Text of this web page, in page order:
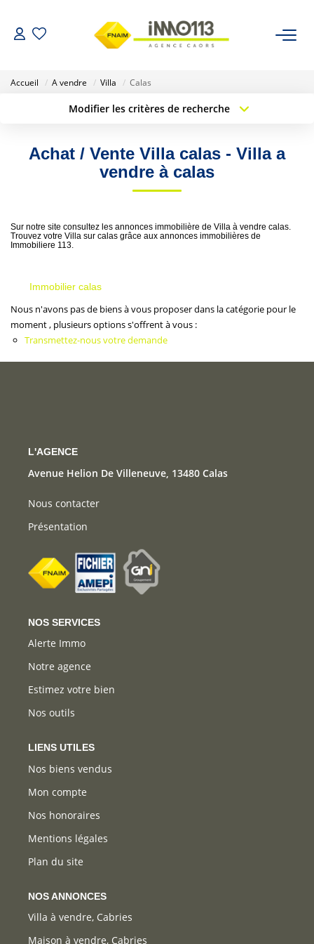
LOUER
NOTRE AGENCE
Nos Biens Vendus
ESTIMER
CALCULETTES FINANCIÈRES
CONTACT
Accueil A vendre Villa Calas
Modifier les critères de recherche
Type de bien
Surface min
Créer une alerte
Achat / Vente Villa calas - Villa a
vendre à calas
Sur notre site consultez les annonces immobilière de Villa à vendre calas.
Trouvez votre Villa sur calas grâce aux annonces immobilières de
Immobiliere 113.
Immobilier calas
Nous n'avons pas de biens à vous proposer dans la catégorie pour le
moment , plusieurs options s'offrent à vous :
Transmettez-nous votre demande
L'AGENCE
Avenue Helion De Villeneuve, 13480 Calas
Nous contacter
Présentation
NOS SERVICES
Alerte Immo
Notre agence
Estimez votre bien
Nos outils
LIENS UTILES
Nos biens vendus
Mon compte
Nos honoraires
Mentions légales
Plan du site
NOS ANNONCES
Villa à vendre, Cabries
Maison à vendre, Cabries